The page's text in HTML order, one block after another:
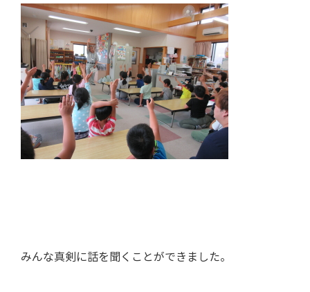
みんな真剣に話を聞くことができました。